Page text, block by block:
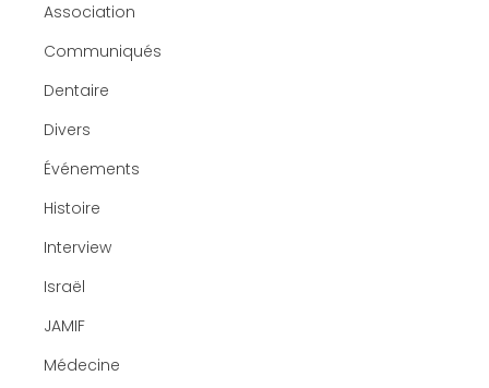
Association
Communiqués
Dentaire
Divers
Événements
Histoire
Interview
Israël
JAMIF
Médecine